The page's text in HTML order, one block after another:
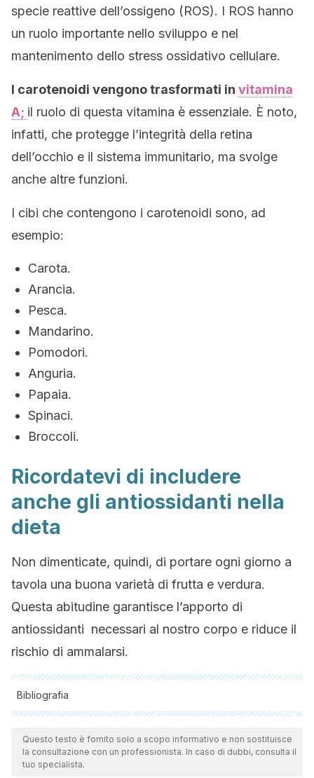
specie reattive dell’ossigeno (ROS). I ROS hanno
un ruolo importante nello sviluppo e nel
mantenimento dello stress ossidativo cellulare.
I carotenoidi vengono trasformati in vitamina
A; il ruolo di questa vitamina è essenziale. È noto,
infatti, che protegge l’integrità della retina
dell’occhio e il sistema immunitario, ma svolge
anche altre funzioni.
I cibi che contengono i carotenoidi sono, ad
esempio:
Carota.
Arancia.
Pesca.
Mandarino.
Pomodori.
Anguria.
Papaia.
Spinaci.
Broccoli.
Ricordatevi di includere
anche gli antiossidanti nella
dieta
Non dimenticate, quindi, di portare ogni giorno a
tavola una buona varietà di frutta e verdura.
Questa abitudine garantisce l’apporto di
antiossidanti necessari al nostro corpo e riduce il
rischio di ammalarsi.
Bibliografia
Tutte le fonti citate sono state esaminate a fondo dal nostro
team per garantirne la qualità, l'affidabilità, l'attualità e la
validità. La bibliografia di questo articolo è stata considerata
Questo testo è fornito solo a scopo informativo e non sostituisce
la consultazione con un professionista. In caso di dubbi, consulta il
tuo specialista.